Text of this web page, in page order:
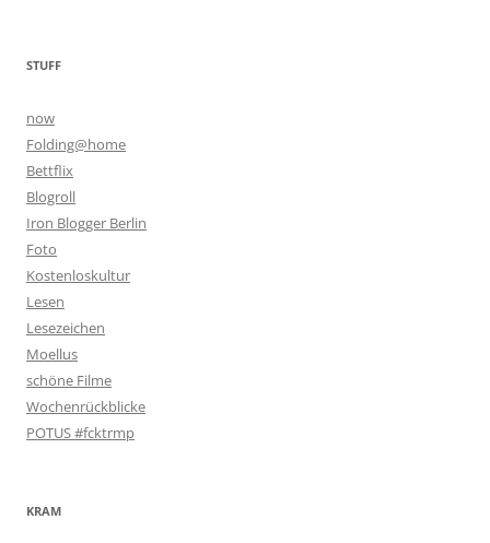
STUFF
now
Folding@home
Bettflix
Blogroll
Iron Blogger Berlin
Foto
Kostenloskultur
Lesen
Lesezeichen
Moellus
schöne Filme
Wochenrückblicke
POTUS #fcktrmp
KRAM